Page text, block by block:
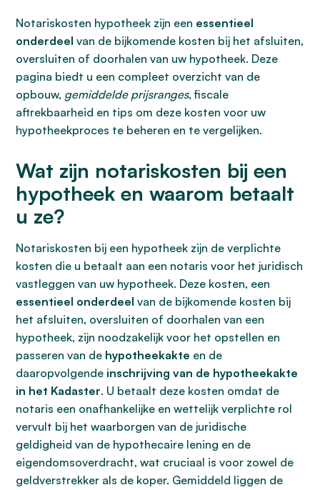
Notariskosten hypotheek zijn een essentieel
onderdeel van de bijkomende kosten bij het afsluiten,
oversluiten of doorhalen van uw hypotheek. Deze
pagina biedt u een compleet overzicht van de
opbouw, gemiddelde prijsranges, fiscale
aftrekbaarheid en tips om deze kosten voor uw
hypotheekproces te beheren en te vergelijken.
Wat zijn notariskosten bij een
hypotheek en waarom betaalt
u ze?
Notariskosten bij een hypotheek zijn de verplichte
kosten die u betaalt aan een notaris voor het juridisch
vastleggen van uw hypotheek. Deze kosten, een
essentieel onderdeel van de bijkomende kosten bij
het afsluiten, oversluiten of doorhalen van een
hypotheek, zijn noodzakelijk voor het opstellen en
passeren van de hypotheekakte en de
daaropvolgende inschrijving van de hypotheekakte
in het Kadaster. U betaalt deze kosten omdat de
notaris een onafhankelijke en wettelijk verplichte rol
vervult bij het waarborgen van de juridische
geldigheid van de hypothecaire lening en de
eigendomsoverdracht, wat cruciaal is voor zowel de
geldverstrekker als de koper. Gemiddeld liggen de